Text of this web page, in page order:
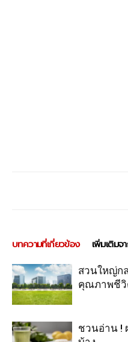
บทความที่เกี่ยวข้อง เพิ่มเติมจ
สวนใหญ่ก
คุณภาพชีวิ
ชวนอ่าน !